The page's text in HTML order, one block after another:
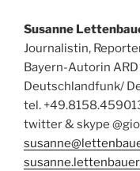
Susanne
Journalistin,
Bayern-Autorin ARD
Deutschlandfunk/
tel.
twitter & skype